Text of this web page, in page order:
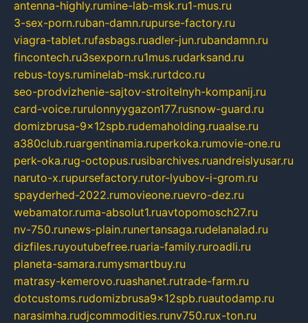
antenna-highly.rumine-lab-msk.ru1-mus.ru
3-sex-porn.ruban-damn.rupurse-factory.ru
viagra-tablet.rufasbags.ruadler-jun.rubandamn.ru
fincontech.ru3sexporn.ru1mus.rudarksand.ru
rebus-toys.ruminelab-msk.rurtdco.ru
seo-prodvizhenie-sajtov-stroitelnyh-kompanij.ru
card-voice.rurulonnyygazon177.rusnow-guard.ru
domizbrusa-9x12spb.rudemaholding.ruaalse.ru
a380club.ruargentinamia.ruperkoka.rumovie-one.ru
perk-oka.rug-octopus.rusibarchives.ruandreislyusar.ru
naruto-x.rupursefactory.rutor-lyubov-i-grom.ru
spayderhed-2022.rumovieone.ruevro-dez.ru
webamator.ruma-absolut1.ruavtopomosch27.ru
nv-750.runews-plain.runertansaga.rudelanalad.ru
dizfiles.ruyoutubefree.ruaria-family.ruroadli.ru
planeta-samara.rumysmartbuy.ru
matrasy-kemerovo.ruashanet.rutrade-farm.ru
dotcustoms.rudomizbrusa9x12spb.ruautodamp.ru
narasimha.rudjcommodities.runv750.rux-ton.ru